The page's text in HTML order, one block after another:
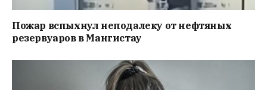
Пожар вспыхнул неподалеку от нефтяных
резервуаров в Мангистау